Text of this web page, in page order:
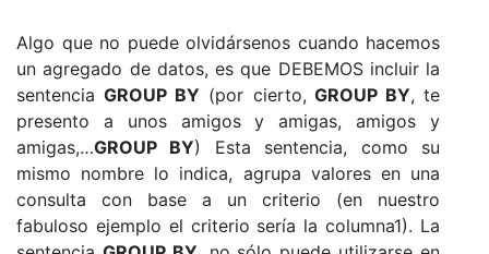
Algo que no puede olvidársenos cuando hacemos
un agregado de datos, es que DEBEMOS incluir la
sentenciaGROUP BY (por cierto, GROUP BY, te
presento a unos amigos y amigas, amigos y
amigas,…GROUP BY) Esta sentencia, como su
mismo nombre lo indica, agrupa valores en una
consulta con base a un criterio (en nuestro
fabuloso ejemplo el criterio sería la columna1). La